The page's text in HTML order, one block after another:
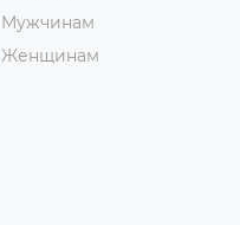
Мужчинам
Женщинам